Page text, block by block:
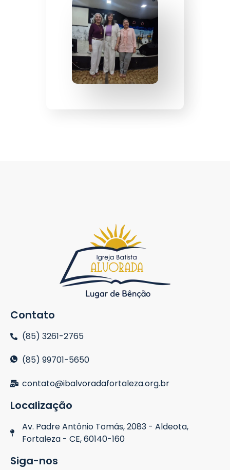
Contato
(85) 3261-2765
(85) 99701-5650
contato@ibalvoradafortaleza.org.br
Localização
Av. Padre Antônio Tomás, 2083 - Aldeota,
Fortaleza - CE, 60140-160
Siga-nos